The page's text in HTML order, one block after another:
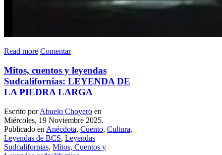
Read more Comentar
Mitos, cuentos y leyendas
Sudcalifornias: LEYENDA DE
LA PIEDRA LARGA
Escrito porAbuelo Choyero en
Miércoles, 19 Noviembre 2025.
Publicado en Anécdota, Cuento, Cultura,
Leyendas de BCS, Leyendas
Sudcalifornias, Mitos, Cuentos y